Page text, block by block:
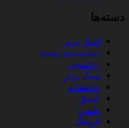
دسته‌ها
اخبار برتر
دسته‌بندی نشده
زناشویی
سبک برتر
عاشقانه
عشق
علمی
فرهنگ